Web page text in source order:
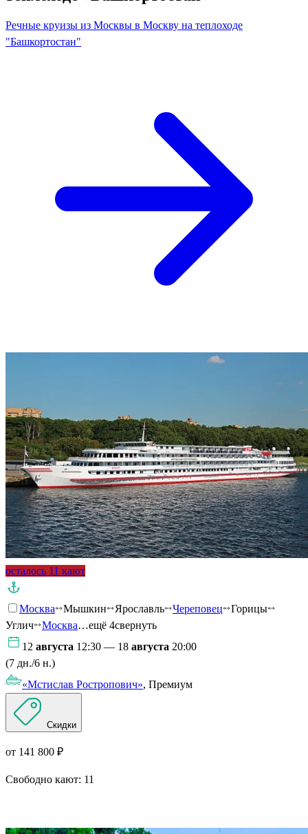
Речные круизы из Москвы в Москву на теплоходе
"Башкортостан"
осталось 11 кают
Москва Мышкин Ярославль Череповец
Горицы
Углич
Москва…ещё 4свернуть
12 августа 12:30 — 18 августа 20:00
(7 дн./6 н.)
«Мстислав Ростропович», Премиум
Скидки
от 141 800 ₽
Свободно кают: 11